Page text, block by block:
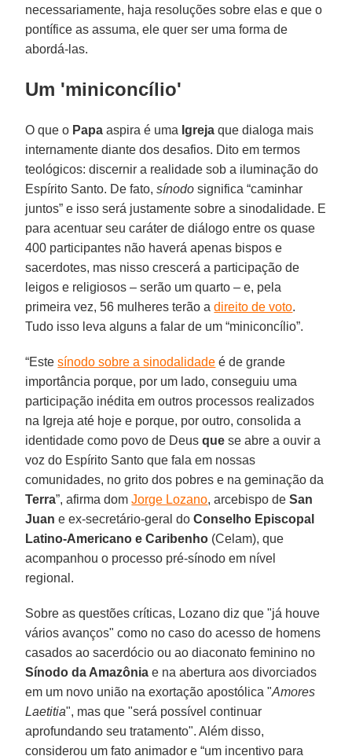
necessariamente, haja resoluções sobre elas e que o
pontífice as assuma, ele quer ser uma forma de
abordá-las.
Um 'miniconcílio'
O que o Papa aspira é uma Igreja que dialoga mais
internamente diante dos desafios. Dito em termos
teológicos: discernir a realidade sob a iluminação do
Espírito Santo. De fato,sínodo significa “caminhar
juntos” e isso será justamente sobre a sinodalidade. E
para acentuar seu caráter de diálogo entre os quase
400 participantes não haverá apenas bispos e
sacerdotes, mas nisso crescerá a participação de
leigos e religiosos – serão um quarto – e, pela
primeira vez, 56 mulheres terão adireito de voto.
Tudo isso leva alguns a falar de um “miniconcílio”.
“Estesínodo sobre a sinodalidade é de grande
importância porque, por um lado, conseguiu uma
participação inédita em outros processos realizados
na Igreja até hoje e porque, por outro, consolida a
identidade como povo de Deusque se abre a ouvir a
voz do Espírito Santo que fala em nossas
comunidades, no grito dos pobres e na geminação da
Terra”, afirma domJorge Lozano, arcebispo de San
Juan e ex-secretário-geral doConselho Episcopal
Latino-Americano e Caribenho (Celam), que
acompanhou o processo pré-sínodo em nível
regional.
Sobre as questões críticas, Lozano diz que "já houve
vários avanços" como no caso do acesso de homens
casados ​​ao sacerdócio ou ao diaconato feminino no
Sínodo da Amazônia e na abertura aos divorciados
em um novo união na exortação apostólica "Amores
Laetitia", mas que "será possível continuar
aprofundando seu tratamento". Além disso,
considerou um fato animador e “um incentivo para